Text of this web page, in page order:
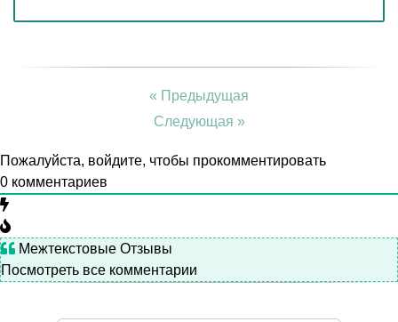
« Предыдущая
Следующая »
Пожалуйста, войдите, чтобы прокомментировать
0 комментариев
Межтекстовые Отзывы
Посмотреть все комментарии